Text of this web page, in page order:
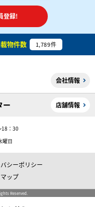
登録!
物件数 1,789件
会社情報
ー 店舗情報
：30
曜日
シーポリシー
ップ
Reserved.